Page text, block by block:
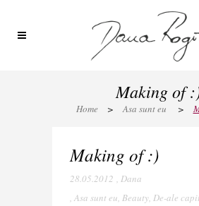
Making of
Home > Asa sunt eu >
Making of :)
28.05.2012 , Dana
, Asa sunt eu, Beauty, De-ale